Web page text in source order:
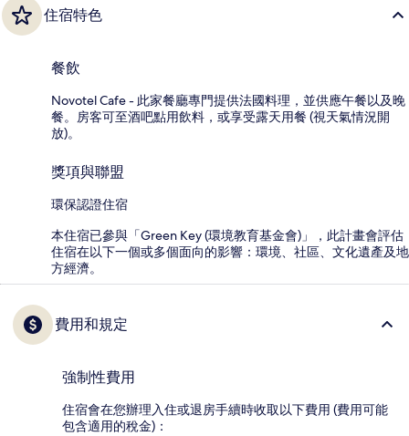
住宿特色
餐飲
Novotel Cafe - 此家餐廳專門提供法國料理，並供應午餐以及晚
餐。房客可至酒吧點用飲料，或享受露天用餐 (視天氣情況開
放)。
獎項與聯盟
環保認證住宿
本住宿已參與「Green Key (環境教育基金會)」，此計畫會評估
住宿在以下一個或多個面向的影響：環境、社區、文化遺產及地
方經濟。
費用和規定
強制性費用
住宿會在您辦理入住或退房手續時收取以下費用 (費用可能
包含適用的稅金)：